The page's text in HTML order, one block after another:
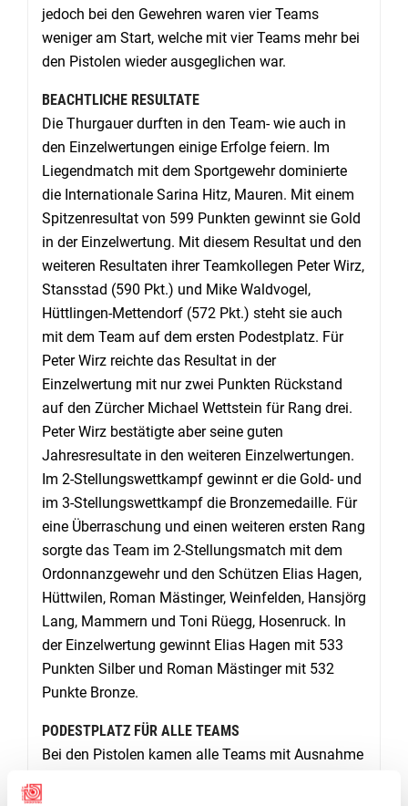
jedoch bei den Gewehren waren vier Teams
weniger am Start, welche mit vier Teams mehr bei
den Pistolen wieder ausgeglichen war.
BEACHTLICHE RESULTATE
Die Thurgauer durften in den Team- wie auch in
den Einzelwertungen einige Erfolge feiern. Im
Liegendmatch mit dem Sportgewehr dominierte
die Internationale Sarina Hitz, Mauren. Mit einem
Spitzenresultat von 599 Punkten gewinnt sie Gold
in der Einzelwertung. Mit diesem Resultat und den
weiteren Resultaten ihrer Teamkollegen Peter Wirz,
Stansstad (590 Pkt.) und Mike Waldvogel,
Hüttlingen-Mettendorf (572 Pkt.) steht sie auch
mit dem Team auf dem ersten Podestplatz. Für
Peter Wirz reichte das Resultat in der
Einzelwertung mit nur zwei Punkten Rückstand
auf den Zürcher Michael Wettstein für Rang drei.
Peter Wirz bestätigte aber seine guten
Jahresresultate in den weiteren Einzelwertungen.
Im 2-Stellungswettkampf gewinnt er die Gold- und
im 3-Stellungswettkampf die Bronzemedaille. Für
eine Überraschung und einen weiteren ersten Rang
sorgte das Team im 2-Stellungsmatch mit dem
Ordonnanzgewehr und den Schützen Elias Hagen,
Hüttwilen, Roman Mästinger, Weinfelden, Hansjörg
Lang, Mammern und Toni Rüegg, Hosenruck. In
der Einzelwertung gewinnt Elias Hagen mit 533
Punkten Silber und Roman Mästinger mit 532
Punkte Bronze.
PODESTPLATZ FÜR ALLE TEAMS
Bei den Pistolen kamen alle Teams mit Ausnahme